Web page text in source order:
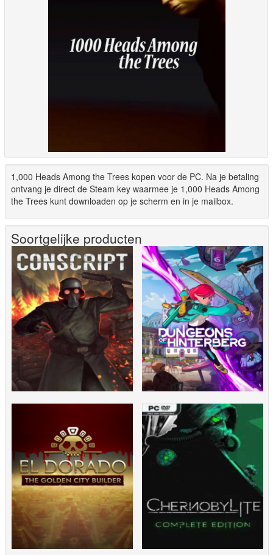
1,000 Heads Among the Trees kopen voor de PC. Na je betaling
ontvang je direct de Steam key waarmee je 1,000 Heads Among
the Trees kunt downloaden op je scherm en in je mailbox.
Soortgelijke producten